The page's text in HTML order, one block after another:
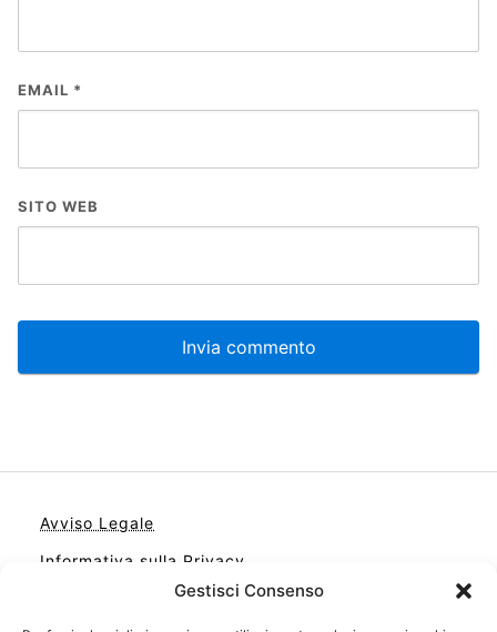
Gestisci Consenso
EMAIL *
SITO WEB
Avviso Legale
Informativa sulla Privacy